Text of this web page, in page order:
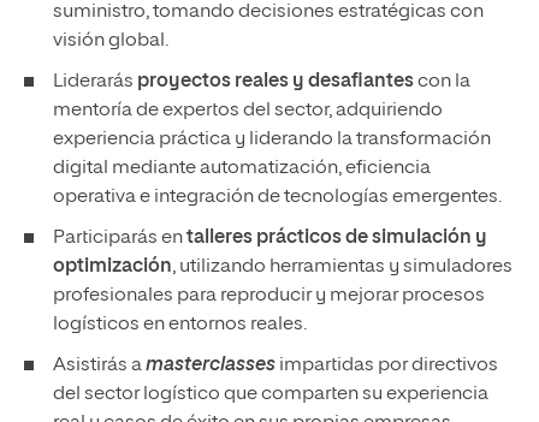
Liderarásproyectos reales y desafiantescon la
mentoría de expertos del sector, adquiriendo
experiencia práctica y liderando la transformación
digital mediante automatización, eficiencia
operativa e integración de tecnologías emergentes.
Participarás entalleres prácticos de simulación y
optimización, utilizando herramientas y simuladores
profesionales para reproducir y mejorar procesos
logísticos en entornos reales.
Asistirás amasterclassesimpartidas por directivos
del sector logístico que comparten su experiencia
real y casos de éxito en sus propias empresas.